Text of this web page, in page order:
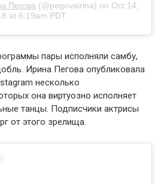
Пегова (@pegovairina) on Oct 14,
at 6:19am PDT
пары исполняли самбу,
Ирина Пегова опубликовала
несколько
она виртуозно исполняет
танцы. Подписчики актрисы
от этого зрелища.